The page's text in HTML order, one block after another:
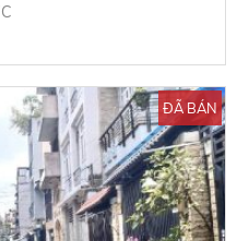
ĐÃ BÁN